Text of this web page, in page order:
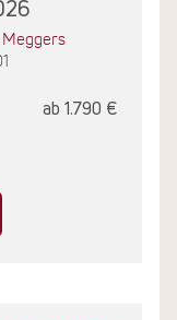
Meggers
ab 1.790 €